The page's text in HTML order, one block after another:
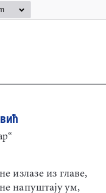
излазе из главе,
напуштају ум,